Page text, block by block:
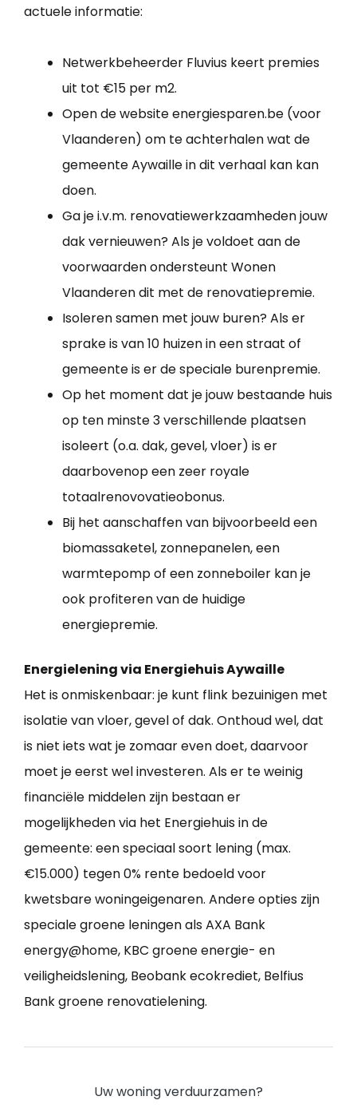
actuele informatie:
Netwerkbeheerder Fluvius keert premies
uit tot €15 per m2.
Open de website energiesparen.be (voor
Vlaanderen) om te achterhalen wat de
gemeente Aywaille in dit verhaal kan kan
doen.
Ga je i.v.m. renovatiewerkzaamheden jouw
dak vernieuwen? Als je voldoet aan de
voorwaarden ondersteunt Wonen
Vlaanderen dit met de renovatiepremie.
Isoleren samen met jouw buren? Als er
sprake is van 10 huizen in een straat of
gemeente is er de speciale burenpremie.
Op het moment dat je jouw bestaande huis
op ten minste 3 verschillende plaatsen
isoleert (o.a. dak, gevel, vloer) is er
daarbovenop een zeer royale
totaalrenovovatieobonus.
Bij het aanschaffen van bijvoorbeeld een
biomassaketel, zonnepanelen, een
warmtepomp of een zonneboiler kan je
ook profiteren van de huidige
energiepremie.
Energielening via Energiehuis Aywaille
Het is onmiskenbaar: je kunt flink bezuinigen met
isolatie van vloer, gevel of dak. Onthoud wel, dat
is niet iets wat je zomaar even doet, daarvoor
moet je eerst wel investeren. Als er te weinig
financiële middelen zijn bestaan er
mogelijkheden via het Energiehuis in de
gemeente: een speciaal soort lening (max.
€15.000) tegen 0% rente bedoeld voor
kwetsbare woningeigenaren. Andere opties zijn
speciale groene leningen als AXA Bank
energy@home, KBC groene energie- en
veiligheidslening, Beobank ecokrediet, Belfius
Bank groene renovatielening.
Uw woning verduurzamen?